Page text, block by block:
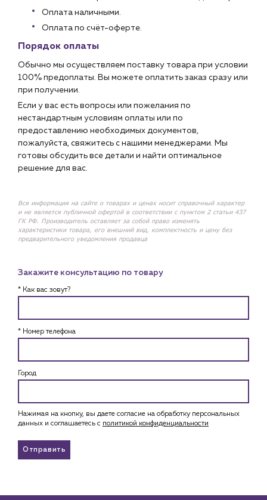
Оплата наличными.
Оплата по счёт-оферте.
Порядок оплаты
Обычно мы осуществляем поставку товара при условии
100% предоплаты. Вы можете оплатить заказ сразу или
при получении.
Если у вас есть вопросы или пожелания по
нестандартным условиям оплаты или по
предоставлению необходимых документов,
пожалуйста, свяжитесь с нашими менеджерами. Мы
готовы обсудить все детали и найти оптимальное
решение для вас.
Вся информация на сайте о товарах и ценах носит справочный характер
и не является публичной офертой в соответствии с пунктом 2 статьи 437
ГК РФ. Производитель оставляет за собой право изменять
характеристики товара, его внешний вид, комплектность и цену без
предварительного уведомления продавца
Закажите консультацию по товару
* Как вас зовут?
* Номер телефона
Город
Нажимая на кнопку, вы даете согласие на обработку персональных
данных и соглашаетесь c политикой конфиденциальности
Отправить